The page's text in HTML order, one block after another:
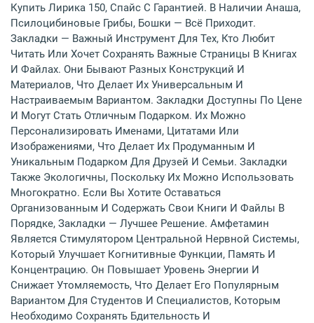
Купить Лирика 150, Спайс С Гарантией. В Наличии Анаша,
Псилоцибиновые Грибы, Бошки — Всё Приходит.
Закладки — Важный Инструмент Для Тех, Кто Любит
Читать Или Хочет Сохранять Важные Страницы В Книгах
И Файлах. Они Бывают Разных Конструкций И
Материалов, Что Делает Их Универсальным И
Настраиваемым Вариантом. Закладки Доступны По Цене
И Могут Стать Отличным Подарком. Их Можно
Персонализировать Именами, Цитатами Или
Изображениями, Что Делает Их Продуманным И
Уникальным Подарком Для Друзей И Семьи. Закладки
Также Экологичны, Поскольку Их Можно Использовать
Многократно. Если Вы Хотите Оставаться
Организованным И Содержать Свои Книги И Файлы В
Порядке, Закладки — Лучшее Решение. Амфетамин
Является Стимулятором Центральной Нервной Системы,
Который Улучшает Когнитивные Функции, Память И
Концентрацию. Он Повышает Уровень Энергии И
Снижает Утомляемость, Что Делает Его Популярным
Вариантом Для Студентов И Специалистов, Которым
Необходимо Сохранять Бдительность И